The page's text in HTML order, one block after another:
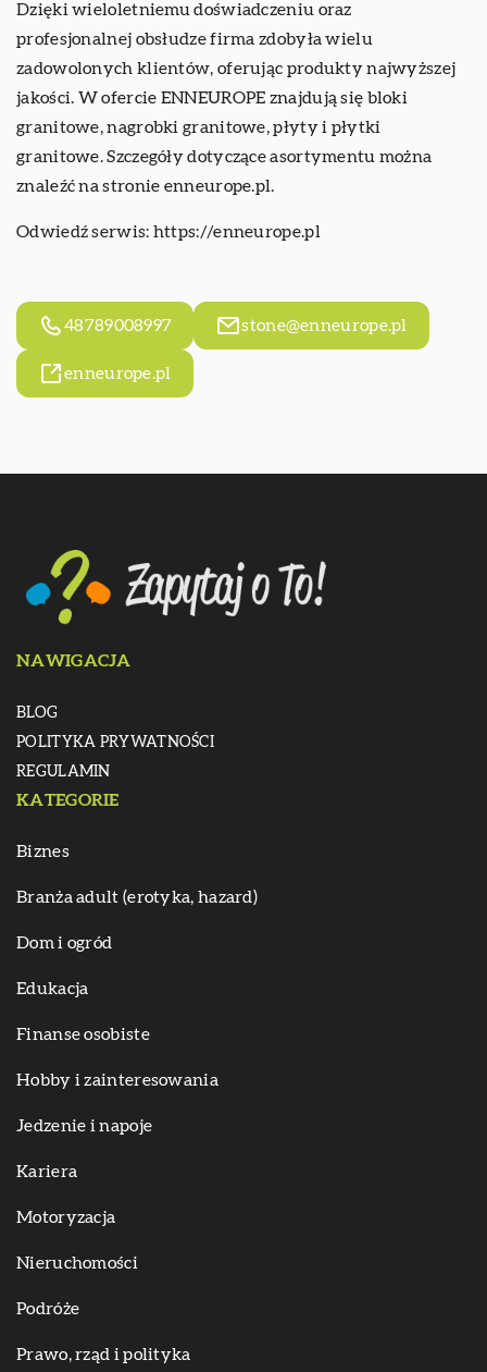
Dzięki wieloletniemu doświadczeniu oraz
profesjonalnej obsłudze firma zdobyła wielu
zadowolonych klientów, oferując produkty najwyższej
jakości. W ofercie ENNEUROPE znajdują się bloki
granitowe, nagrobki granitowe, płyty i płytki
granitowe. Szczegóły dotyczące asortymentu można
znaleźć na stronie enneurope.pl.
Odwiedź serwis: https://enneurope.pl
48789008997 stone@enneurope.pl
enneurope.pl
NAWIGACJA
BLOG
POLITYKA PRYWATNOŚCI
REGULAMIN
KATEGORIE
Biznes
Branża adult (erotyka, hazard)
Dom i ogród
Edukacja
Finanse osobiste
Hobby i zainteresowania
Jedzenie i napoje
Kariera
Motoryzacja
Nieruchomości
Podróże
Prawo, rząd i polityka